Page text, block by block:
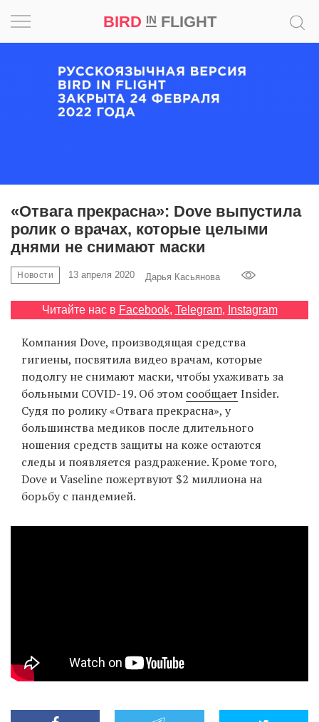
BIRD INFLIGHT
«Отвага прекрасна»: Dove выпустила
ролик о врачах, которые целыми
днями не снимают маски
Новости 13 апреля 2020 Дарья Касьянова
Читайте нас в Facebook, Telegram, Instagram
Компания Dove, производящая средства
гигиены, посвятила видео врачам, которые
подолгу не снимают маски, чтобы ухаживать за
больными COVID-19. Об этом сообщает Insider.
Судя по ролику «Отвага прекрасна», у
большинства медиков после длительного
ношения средств защиты на коже остаются
следы и появляется раздражение. Кроме того,
Dove и Vaseline пожертвуют $2 миллиона на
борьбу с пандемией.